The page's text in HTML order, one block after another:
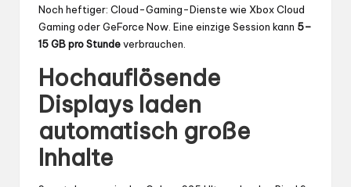
Noch heftiger: Cloud-Gaming-Dienste wie Xbox Cloud
Gaming oder GeForce Now. Eine einzige Session kann 5–
15 GB pro Stundeverbrauchen.
Hochauflösende
Displays laden
automatisch große
Inhalte